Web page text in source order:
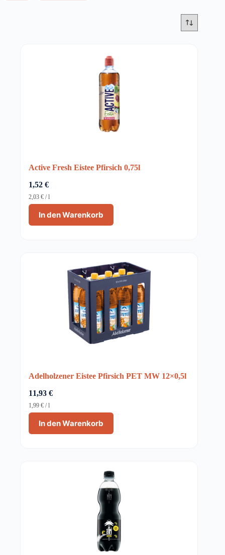
Active Fresh Eistee Pfirsich 0,75l
1,52 €
In den Warenkorb
2,03 € /l
Adelholzener Eistee Pfirsich PET MW 12×0,5l
11,93 €
In den Warenkorb
1,99 € /l